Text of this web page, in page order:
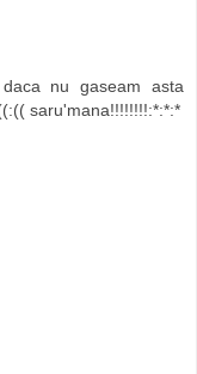
nu gaseam asta
saru'mana!!!!!!!!:*:*:*